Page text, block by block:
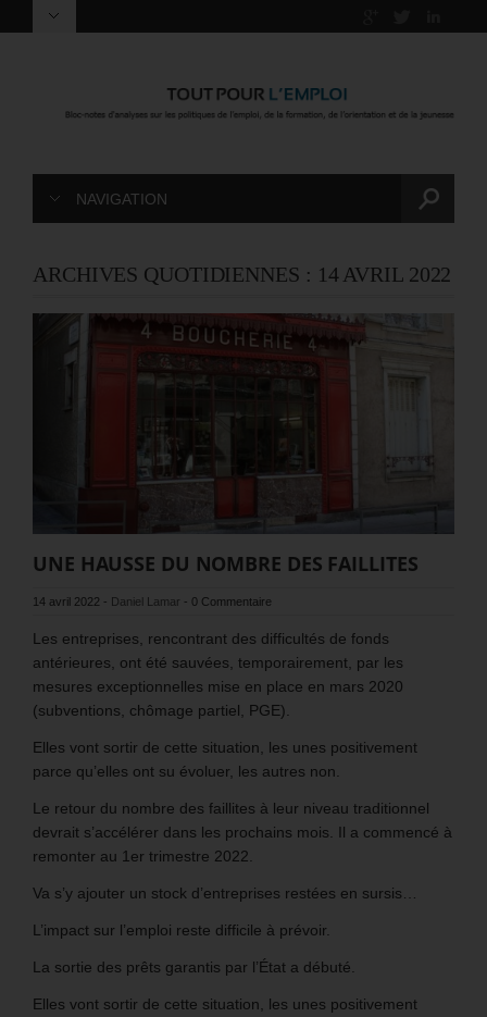
NAVIGATION
ARCHIVES QUOTIDIENNES : 14 AVRIL 2022
UNE HAUSSE DU NOMBRE DES FAILLITES
14 avril 2022 - Daniel Lamar - 0 Commentaire
Les entreprises, rencontrant des difficultés de fonds
antérieures, ont été sauvées, temporairement, par les
mesures exceptionnelles mise en place en mars 2020
(subventions, chômage partiel, PGE).
Elles vont sortir de cette situation, les unes positivement
parce qu’elles ont su évoluer, les autres non.
Le retour du nombre des faillites à leur niveau traditionnel
devrait s’accélérer dans les prochains mois. Il a commencé à
remonter au 1er trimestre 2022.
Va s’y ajouter un stock d’entreprises restées en sursis…
L’impact sur l’emploi reste difficile à prévoir.
La sortie des prêts garantis par l’État a débuté.
Elles vont sortir de cette situation, les unes positivement